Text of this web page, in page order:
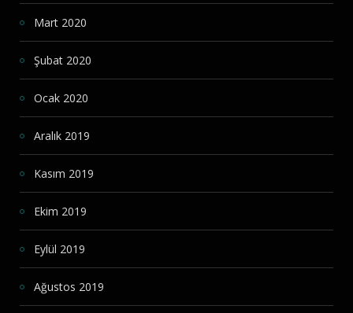
Mart 2020
Şubat 2020
Ocak 2020
Aralık 2019
Kasım 2019
Ekim 2019
Eylül 2019
Ağustos 2019